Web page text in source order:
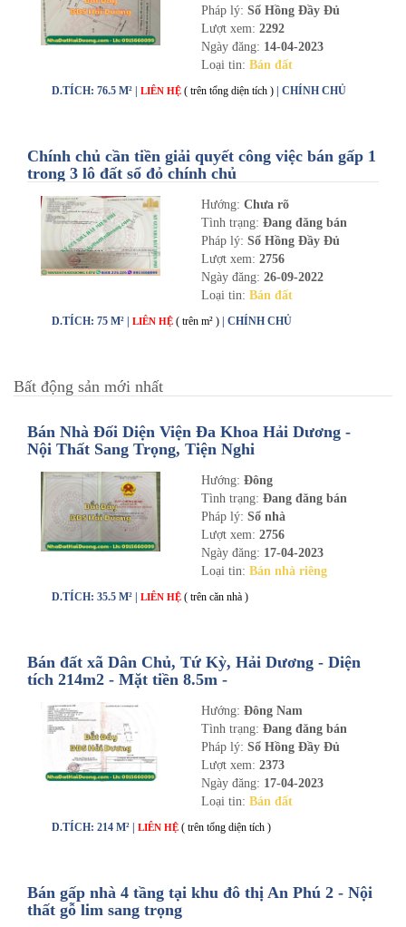
Pháp lý: Sổ Hồng Đầy Đủ
Lượt xem: 2292
Ngày đăng: 14-04-2023
Loại tin: Bán đất
D.TÍCH: 76.5 M² | LIÊN HỆ ( trên tổng diện tích ) | CHÍNH CHỦ
Chính chủ cần tiền giải quyết công việc bán gấp 1
trong 3 lô đất sổ đỏ chính chủ
Hướng: Chưa rõ
Tình trạng: Đang đăng bán
Pháp lý: Sổ Hồng Đầy Đủ
Lượt xem: 2756
Ngày đăng: 26-09-2022
Loại tin: Bán đất
D.TÍCH: 75 M² | LIÊN HỆ ( trên m² ) | CHÍNH CHỦ
Bất động sản mới nhất
Bán Nhà Đối Diện Viện Đa Khoa Hải Dương -
Nội Thất Sang Trọng, Tiện Nghi
Hướng: Đông
Tình trạng: Đang đăng bán
Pháp lý: Sổ nhà
Lượt xem: 2756
Ngày đăng: 17-04-2023
Loại tin: Bán nhà riêng
D.TÍCH: 35.5 M² | LIÊN HỆ ( trên căn nhà )
Bán đất xã Dân Chủ, Tứ Kỳ, Hải Dương - Diện
tích 214m2 - Mặt tiền 8.5m -
Hướng: Đông Nam
Tình trạng: Đang đăng bán
Pháp lý: Sổ Hồng Đầy Đủ
Lượt xem: 2373
Ngày đăng: 17-04-2023
Loại tin: Bán đất
D.TÍCH: 214 M² | LIÊN HỆ ( trên tổng diện tích )
Bán gấp nhà 4 tầng tại khu đô thị An Phú 2 - Nội
thất gỗ lim sang trọng